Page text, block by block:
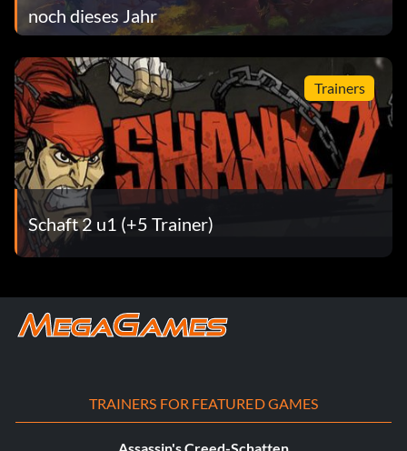
noch dieses Jahr
Trainers
Schaft 2 u1 (+5 Trainer)
TRAINERS FOR FEATURED GAMES